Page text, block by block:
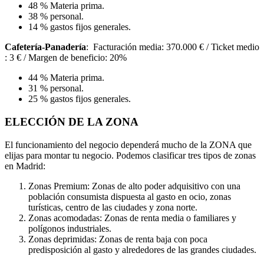
48 % Materia prima.
38 % personal.
14 % gastos fijos generales.
Cafetería-Panadería: Facturación media: 370.000 € / Ticket medio
: 3 € / Margen de beneficio: 20%
44 % Materia prima.
31 % personal.
25 % gastos fijos generales.
ELECCIÓN DE LA ZONA
El funcionamiento del negocio dependerá mucho de la ZONA que
elijas para montar tu negocio. Podemos clasificar tres tipos de zonas
en Madrid:
Zonas Premium: Zonas de alto poder adquisitivo con una
población consumista dispuesta al gasto en ocio, zonas
turísticas, centro de las ciudades y zona norte.
Zonas acomodadas: Zonas de renta media o familiares y
polígonos industriales.
Zonas deprimidas: Zonas de renta baja con poca
predisposición al gasto y alrededores de las grandes ciudades.